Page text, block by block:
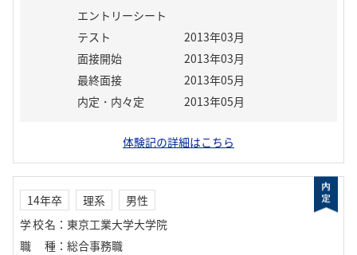
エントリーシート
テスト
2013年03月
面接開始
2013年03月
最終面接
2013年05月
内定・内々定
2013年05月
体験記の詳細はこちら
14年卒 理系
男性
学校名 ： 東京工業大学大学院
職種 ： 総合事務職